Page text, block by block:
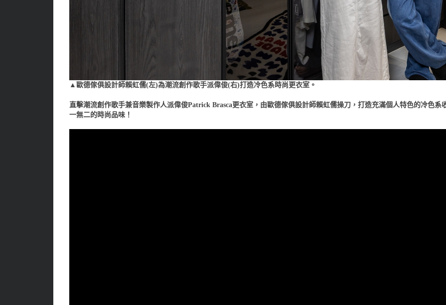
▲歐德傢俱設計師賴虹儒(左)為潮流創作歌手派偉俊(右)打造冷色系時尚更衣室。
直擊潮流創作歌手兼音樂製作人派偉俊Patrick Brasca更衣室，由歐德傢俱設計師賴虹儒操刀，打造充滿個人特色的冷色
一無二的時尚品味！